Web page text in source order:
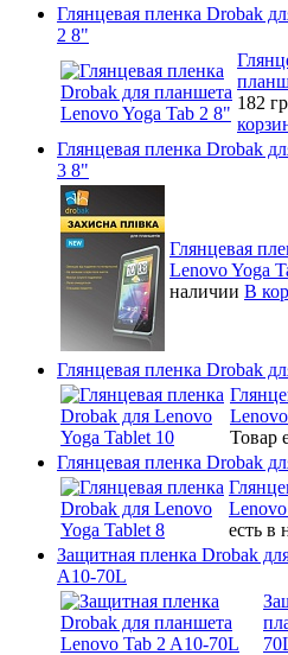
Глянцевая пленка Drobak
2 8"
182
Глянцевая пленка Drobak
3 8"
Глянцевая
Lenovo Yoga
наличии В
Глянцевая пленка Drobak
Товар
Глянцевая пленка Drobak
есть в
Защитная пленка Drobak
A10-70L